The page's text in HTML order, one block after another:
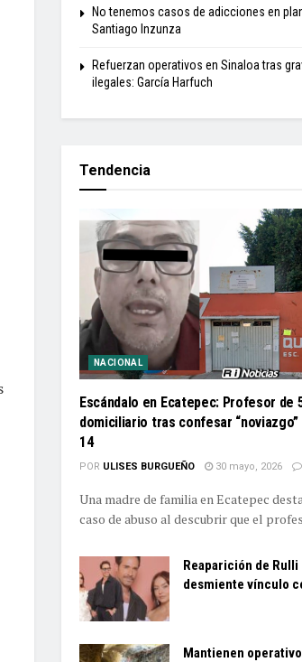
No tenemos casos de adicciones en
Santiago Inzunza
Refuerzan operativos en Sinaloa tras
ilegales: García Harfuch
Tendencia
NACIONAL
Escándalo en Ecatepec: Profesor de
domiciliario tras confesar “noviazgo”
14
POR ULISES BURGUEÑO 30 mayo, 2026
Una madre de familia en Ecatepec
caso de abuso al descubrir que el
Reaparición de Rulli
desmiente vínculo
Mantienen